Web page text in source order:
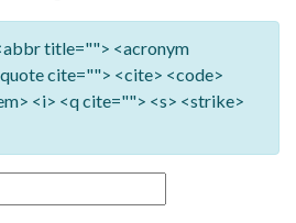
title=""> <acronym
cite=""> <cite> <code>
<i> <q cite=""> <s> <strike>